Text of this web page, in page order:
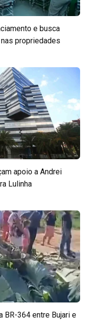
e busca
propriedades
apoio a Andrei
Lulinha
BR-364 entre Bujari e